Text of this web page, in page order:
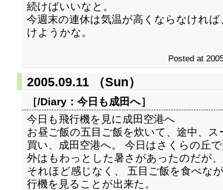
続けばいいなと。
今週末の連休は気温が高くならなけれ
けようかな。
Posted at
2005.09.11 （Sun）
［/Diary： 今日も成田へ］
今日も飛行機を見に成田空港へ
お昼ご飯の五目ご飯を炊いて、途中、
買い、成田空港へ。 今日はさくらの丘
外はもわっとした暑さがあったのだが
それほど感じなく、 五目ご飯を食べな
行機を見ることが出来た。